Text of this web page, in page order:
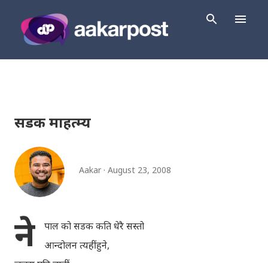
सडक माहत्म्य
Aakar August 23, 2008
ने
पाल को सडक कति धेरै सस्तो
आन्दोलन त्यहीं हुने,